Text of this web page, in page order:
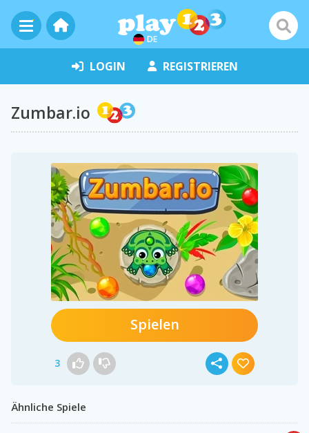
DE
LOGIN REGISTRIEREN
Zumbar.io
Spielen
3
Ähnliche Spiele